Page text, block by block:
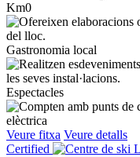
Km0
Gastronomia local
Espectacles
elèctrica
Veure fitxa Veure detalls
Certified